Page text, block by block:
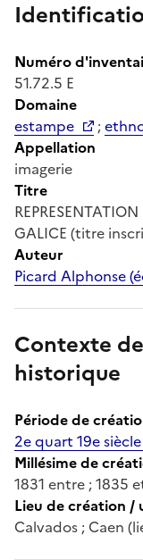
Numéro
51.72.5 E
Domaine
estampe
;
Appellation
imagerie
Titre
GALICE (titre
Auteur
Picard Alphonse
Contexte
historique
Période de
2e quart 19e siècle
Millésime de
1831 entre ; 1835
Lieu de création /
Calvados ; Caen